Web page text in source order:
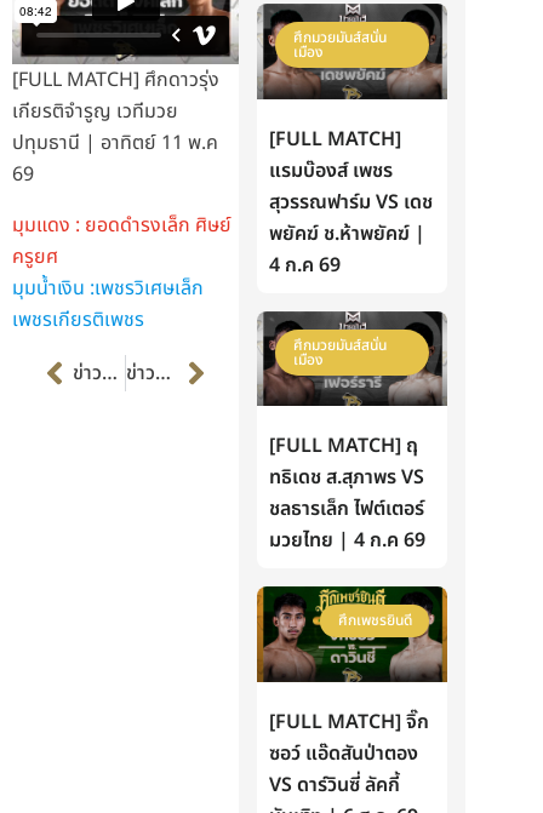
[FULL MATCH] ศึกดาวรุ่ง
เกียรติจำรูญ เวทีมวย
ปทุมธานี | อาทิตย์ 11 พ.ค
69
มุมแดง : ยอดดำรงเล็ก ศิษย์
ครูยศ
มุมน้ำเงิน :เพชรวิเศษเล็ก
เพชรเกียรติเพชร
Prevข่าวก่อนหน้า ข่าวต่อไป Next
ศึกมวยมันส์สนั่น
เมือง
[FULL MATCH]
แรมบ๊องส์ เพชร
สุวรรณฟาร์ม VS เดช
พยัคฆ์ ช.ห้าพยัคฆ์ |
4 ก.ค 69
ศึกมวยมันส์สนั่น
เมือง
[FULL MATCH] ฤ
ทธิเดช ส.สุภาพร VS
ชลธารเล็ก ไฟต์เตอร์
มวยไทย | 4 ก.ค 69
ศึกเพชรยินดี
[FULL MATCH] จิ๊ก
ซอว์ แอ๊ดสันป่าตอง
VS ดาร์วินซี่ ลัคกี้